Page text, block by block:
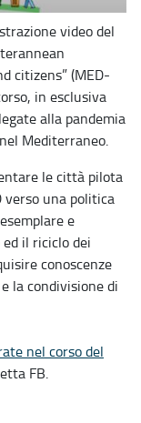
video del
citizens” (MED-
in esclusiva
alla pandemia
Mediterraneo.
le città pilota
verso una politica
e
il riciclo dei
conoscenze
la condivisione di
nel corso del
FB.